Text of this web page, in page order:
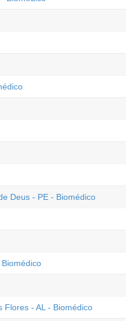
Deus - PE - Biomédico
Flores - AL - Biomédico